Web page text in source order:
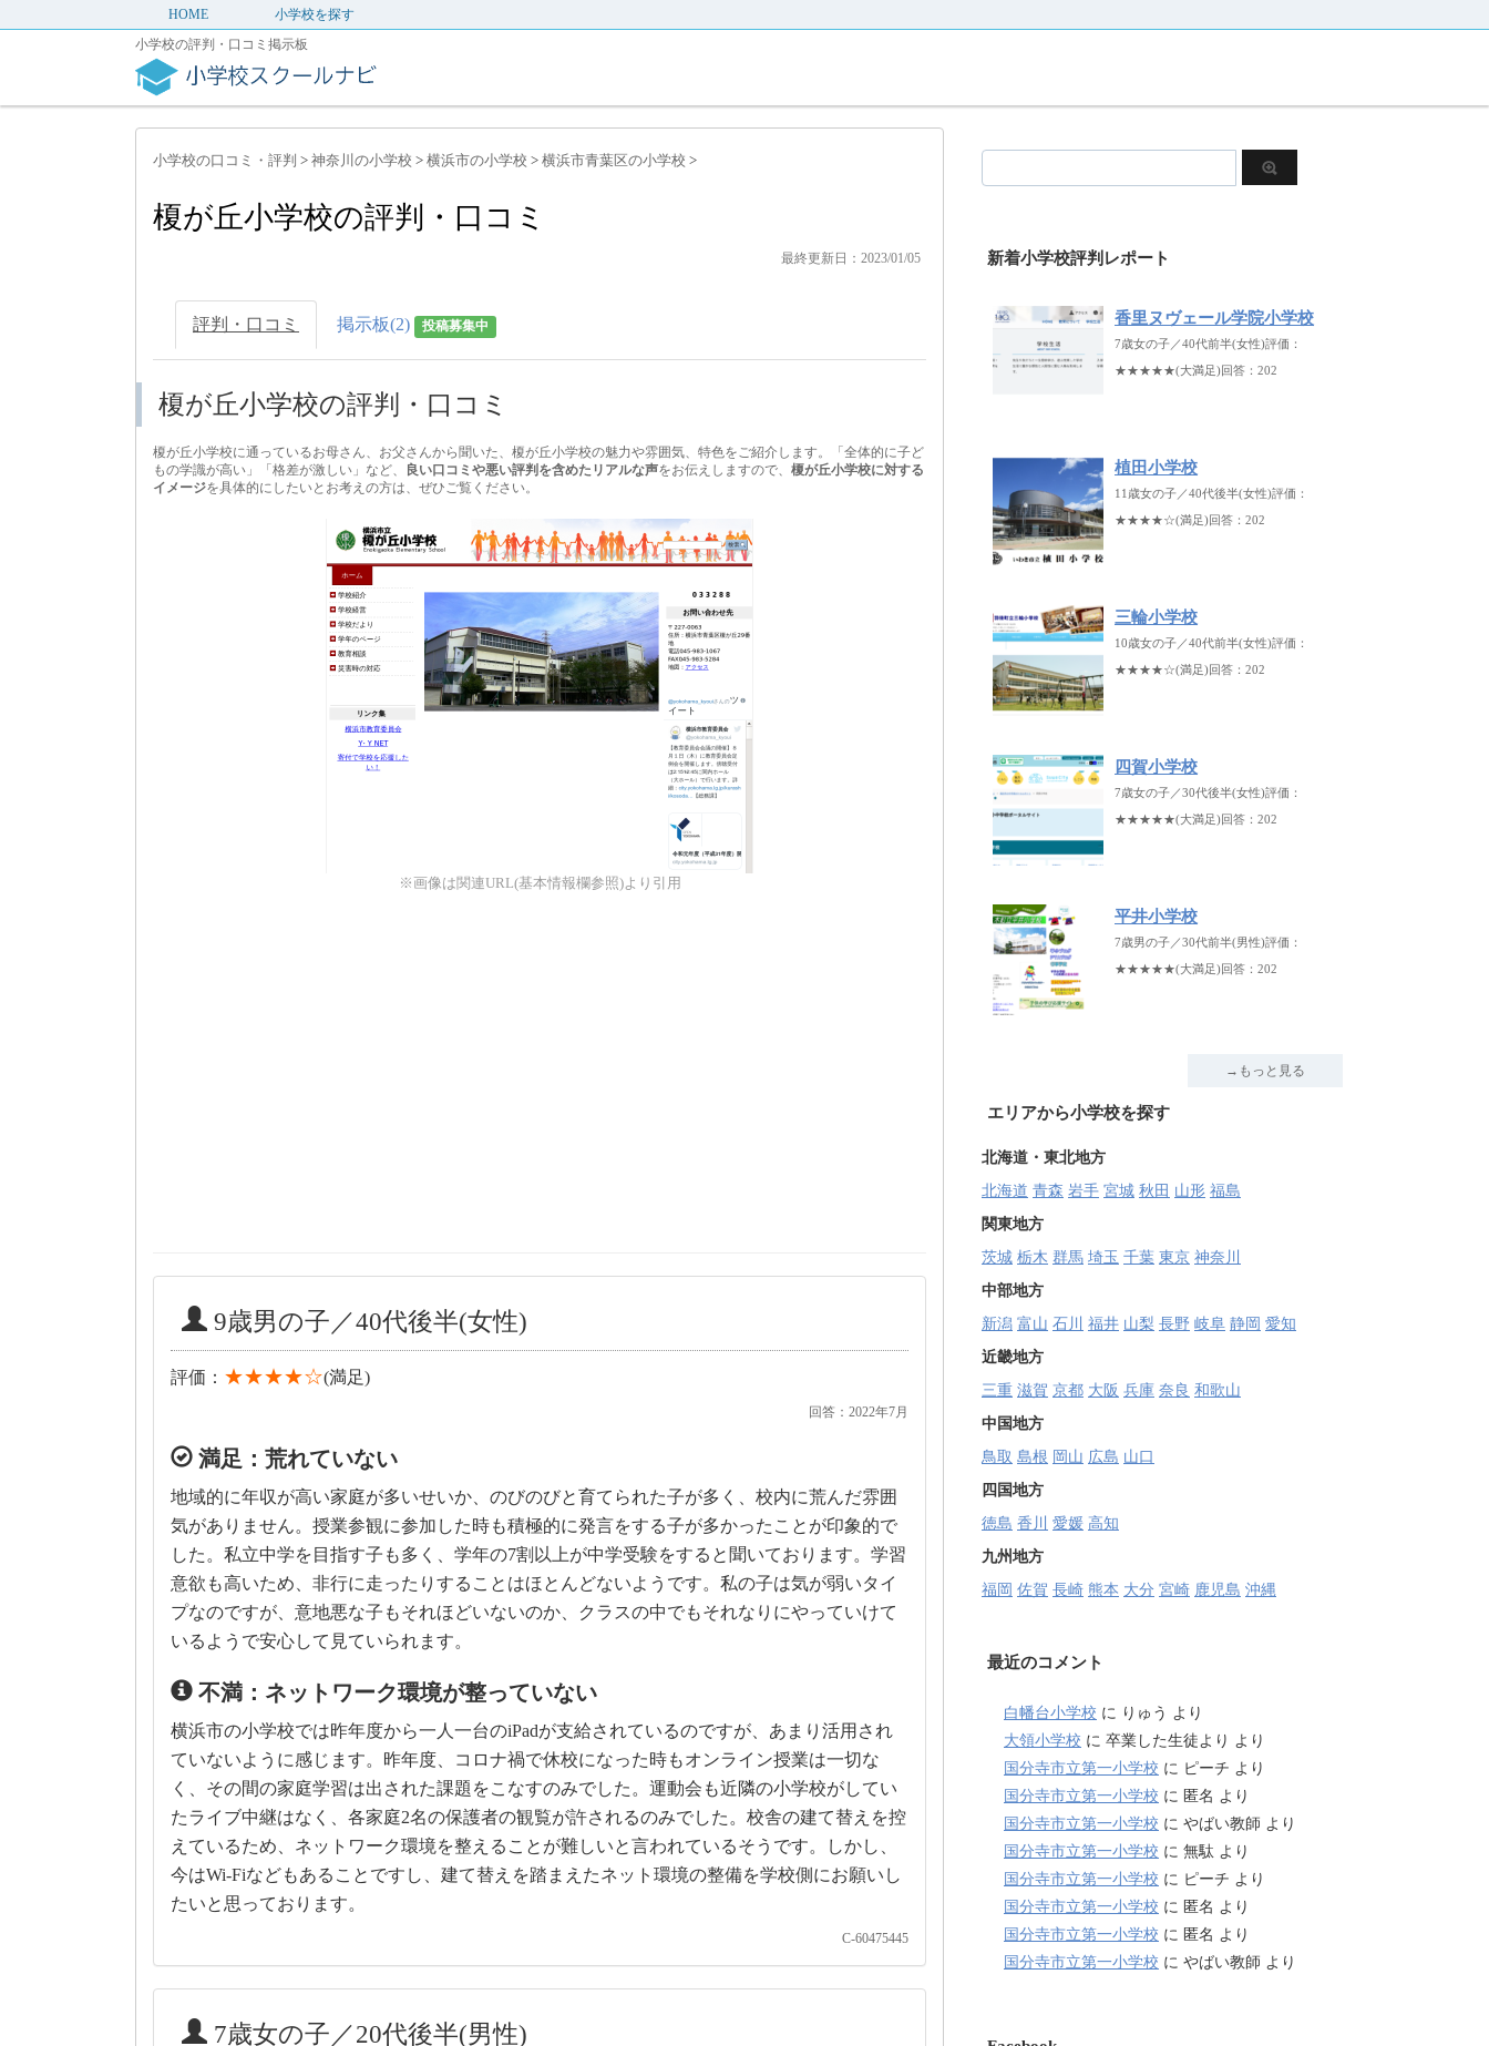
HOME
小学校を探す
小学校の評判・口コミ掲示板
小学校の口コミ・評判 > 神奈川の小学校 > 横浜市の小学校 > 横浜市青葉区の小学校 >
榎が丘小学校の評判・口コミ
最終更新日：2023/01/05
評判・口コミ 掲示板(2) 投稿募集中
榎が丘小学校の評判・口コミ
榎が丘小学校に通っているお母さん、お父さんから聞いた、榎が丘小学校の魅力や雰囲気、特色をご紹介します。「全体的に子ど
もの学識が高い」「格差が激しい」など、
良い口コミや悪い評判を含めたリアルな声をお伝えしますので、 榎が丘小学校に対する
イメージを具体的にしたいとお考えの方は、ぜひご覧ください。
※画像は関連URL(基本情報欄参照)より引用
9歳男の子／40代後半(女性)
評価： ★★★★☆(満足)
回答：2022年7月
満足：荒れていない
地域的に年収が高い家庭が多いせいか、のびのびと育てられた子が多く、校内に荒んだ雰囲
気がありません。授業参観に参加した時も積極的に発言をする子が多かったことが印象的で
した。私立中学を目指す子も多く、学年の7割以上が中学受験をすると聞いております。学習
意欲も高いため、非行に走ったりすることはほとんどないようです。私の子は気が弱いタイ
プなのですが、意地悪な子もそれほどいないのか、クラスの中でもそれなりにやっていけて
いるようで安心して見ていられます。
不満：ネットワーク環境が整っていない
横浜市の小学校では昨年度から一人一台のiPadが支給されているのですが、あまり活用され
ていないように感じます。昨年度、コロナ禍で休校になった時もオンライン授業は一切な
く、その間の家庭学習は出された課題をこなすのみでした。運動会も近隣の小学校がしてい
たライブ中継はなく、各家庭2名の保護者の観覧が許されるのみでした。校舎の建て替えを控
えているため、ネットワーク環境を整えることが難しいと言われているそうです。しかし、
今はWi-Fiなどもあることですし、建て替えを踏まえたネット環境の整備を学校側にお願いし
たいと思っております。
C-60475445
7歳女の子／20代後半(男性)
新着小学校評判レポート
香里ヌヴェール学院小学校
7歳女の子／40代前半(女性)評価：
★★★★★(大満足)回答：202
植田小学校
11歳女の子／40代後半(女性)評価：
★★★★☆(満足)回答：202
三輪小学校
10歳女の子／40代前半(女性)評価：
★★★★☆(満足)回答：202
四賀小学校
7歳女の子／30代後半(女性)評価：
★★★★★(大満足)回答：202
平井小学校
7歳男の子／30代前半(男性)評価：
★★★★★(大満足)回答：202
→もっと見る
エリアから小学校を探す
北海道・東北地方
北海道 青森 岩手 宮城 秋田 山形 福島
関東地方
茨城 栃木 群馬 埼玉 千葉 東京 神奈川
中部地方
新潟 富山 石川 福井 山梨 長野 岐阜 静岡 愛知
近畿地方
三重 滋賀 京都 大阪 兵庫 奈良 和歌山
中国地方
鳥取 島根 岡山 広島 山口
四国地方
徳島 香川 愛媛 高知
九州地方
福岡 佐賀 長崎 熊本 大分 宮崎 鹿児島 沖縄
最近のコメント
白幡台小学校 に りゅう より
大領小学校 に 卒業した生徒より より
国分寺市立第一小学校 に ピーチ より
国分寺市立第一小学校 に 匿名 より
国分寺市立第一小学校 に やばい教師 より
国分寺市立第一小学校 に 無駄 より
国分寺市立第一小学校 に ピーチ より
国分寺市立第一小学校 に 匿名 より
国分寺市立第一小学校 に 匿名 より
国分寺市立第一小学校 に やばい教師 より